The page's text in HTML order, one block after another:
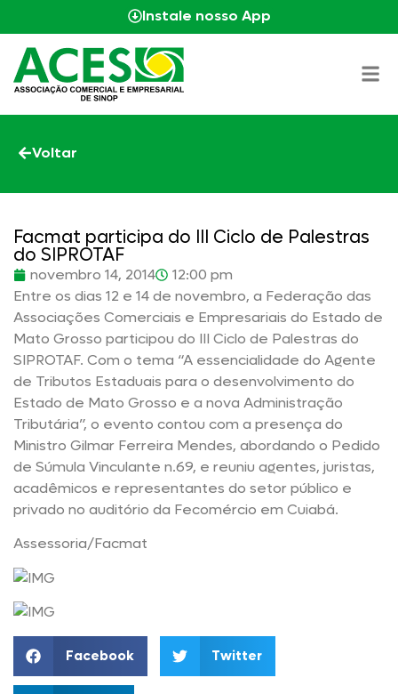
Instale nosso App
Voltar
Facmat participa do III Ciclo de Palestras
do SIPROTAF
novembro 14, 2014
12:00 pm
Entre os dias 12 e 14 de novembro, a Federação das
Associações Comerciais e Empresariais do Estado de
Mato Grosso participou do III Ciclo de Palestras do
SIPROTAF. Com o tema “A essencialidade do Agente
de Tributos Estaduais para o desenvolvimento do
Estado de Mato Grosso e a nova Administração
Tributária”, o evento contou com a presença do
Ministro Gilmar Ferreira Mendes, abordando o Pedido
de Súmula Vinculante n.69, e reuniu agentes, juristas,
acadêmicos e representantes do setor público e
privado no auditório da Fecomércio em Cuiabá.
Assessoria/Facmat
Facebook Twitter